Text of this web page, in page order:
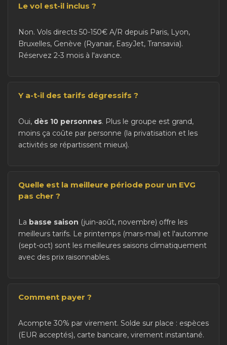
Le vol est-il inclus ?
Non. Vols directs 50-150€ A/R depuis Paris, Lyon,
Bruxelles, Genève (Ryanair, EasyJet, Transavia).
Réservez 2-3 mois à l'avance.
Y a-t-il des tarifs dégressifs ?
Oui, dès 10 personnes. Plus le groupe est grand,
moins ça coûte par personne (la privatisation et les
activités se répartissent mieux).
Quelle est la meilleure période pour un EVG
pas cher ?
La basse saison (juin-août, novembre) offre les
meilleurs tarifs. Le printemps (mars-mai) et l'automne
(sept-oct) sont les meilleures saisons climatiquement
avec des prix raisonnables.
Comment payer ?
Acompte 30% par virement. Solde sur place : espèces
(EUR acceptés), carte bancaire, virement instantané.